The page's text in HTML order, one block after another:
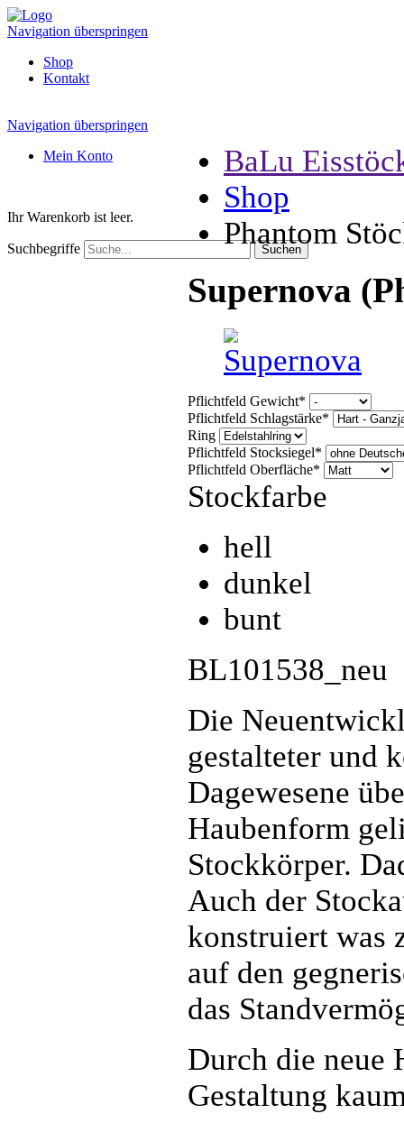
Navigation überspringen
Shop
Kontakt
Navigation überspringen
Mein Konto
Ihr Warenkorb ist leer.
Suchbegriffe
BaLu
Shop
Phantom
Supernova
Pflichtfeld Gewicht*
Pflichtfeld Schlagstärke*
Ring
Pflichtfeld Stocksiegel*
Pflichtfeld Oberfläche*
Stockfarbe
hell
dunkel
bunt
BL101538_neu
Die
gestalteter und
Dagewesene
Haubenform
Stockkörper.
Auch der
konstruiert was
auf den
das
Durch die neue
Gestaltung